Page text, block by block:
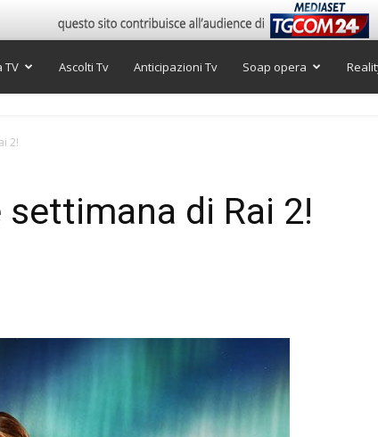
TV Ascolti Tv Anticipazioni Tv Soap opera
2!
di Rai 2!